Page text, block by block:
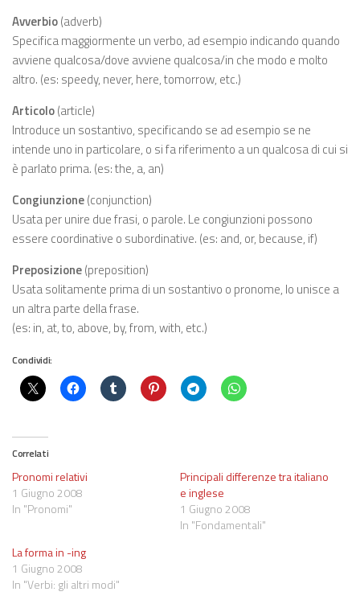
Avverbio(adverb)
Specifica maggiormente un verbo, ad esempio indicando quando
avviene qualcosa/dove avviene qualcosa/in che modo e molto
altro. (es: speedy, never, here, tomorrow, etc.)
Articolo(article)
Introduce un sostantivo, specificando se ad esempio se ne
intende uno in particolare, o si fa riferimento a un qualcosa di cui si
è parlato prima. (es: the, a, an)
Congiunzione(conjunction)
Usata per unire due frasi, o parole. Le congiunzioni possono
essere coordinative o subordinative. (es: and, or, because, if)
Preposizione(preposition)
Usata solitamente prima di un sostantivo o pronome, lo unisce a
un altra parte della frase.
(es: in, at, to, above, by, from, with, etc.)
Condividi:
Correlati
Pronomi relativi
1 Giugno 2008
In "Pronomi"
Principali differenze tra italiano
e inglese
1 Giugno 2008
In "Fondamentali"
La forma in -ing
1 Giugno 2008
In "Verbi: gli altri modi"